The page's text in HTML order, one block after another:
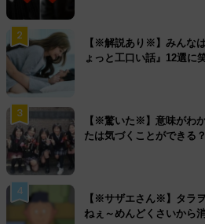
2
【※解説あり※】みんな
ょっと工口い話』12選に
3
【※驚いた※】意味がわ
たは気づくことができる
4
【※サザエさん※】タラ
ねぇ～めんどくさいから